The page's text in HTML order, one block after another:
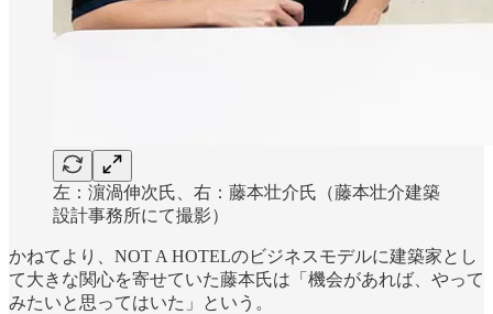
左：濵渦伸次氏、右：藤本壮介氏（藤本壮介建築
設計事務所にて撮影）
かねてより、NOT A HOTELのビジネスモデルに建築家とし
て大きな関心を寄せていた藤本氏は「機会があれば、やって
みたいと思ってはいた」という。